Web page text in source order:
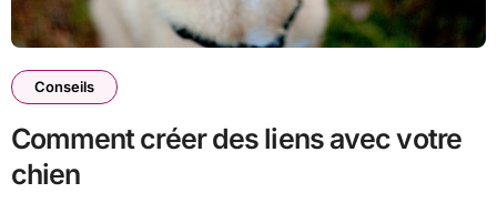
Conseils
Comment créer des liens avec votre
chien